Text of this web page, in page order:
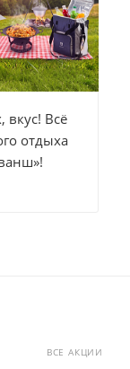
вкус! Всё
отдыха
ВСЕ АКЦИИ